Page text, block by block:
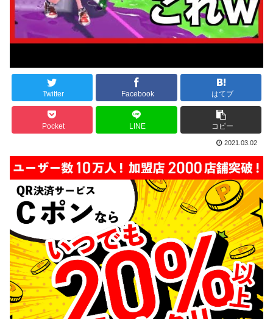
Twitter Facebook はてブ
Pocket LINE コピー
2021.03.02